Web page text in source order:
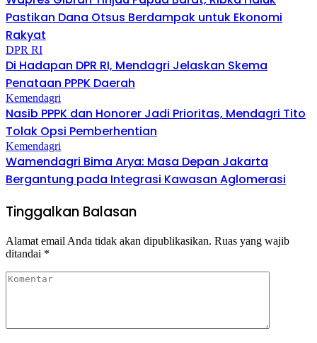
Pastikan Dana Otsus Berdampak untuk Ekonomi
Rakyat
DPR RI
Di Hadapan DPR RI, Mendagri Jelaskan Skema
Penataan PPPK Daerah
Kemendagri
Nasib PPPK dan Honorer Jadi Prioritas, Mendagri Tito
Tolak Opsi Pemberhentian
Kemendagri
Wamendagri Bima Arya: Masa Depan Jakarta
Bergantung pada Integrasi Kawasan Aglomerasi
Tinggalkan Balasan
Alamat email Anda tidak akan dipublikasikan. Ruas yang wajib
ditandai *